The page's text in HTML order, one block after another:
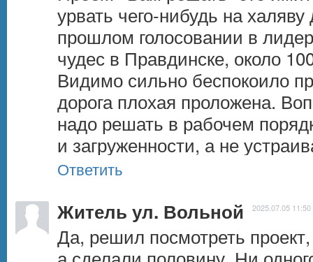
урвать чего-нибудь на
прошлом голосовании в
чудес в Правдинске, около
Видимо сильно беспокоило
дорога плохая проложена.
надо решать в рабочем
и загруженности, а не
Ответить
Житель ул. Вольной 2025.07.05 11:50
Да, решил посмотреть